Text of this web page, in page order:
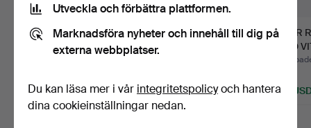
GOLVLAMPA I
FÖRGULT TRÄ.
81 USD
CLAUDIO SALOCCHI.
LUMENFORM. ZEA-
416 USD
STOR
MED
174
Utveckla och förbättra plattformen.
Marknadsföra nyheter och innehåll till dig på
externa webbplatser.
Du kan läsa mer i vår integritetspolicyoch hantera
dina cookieinställningar nedan.